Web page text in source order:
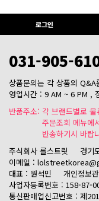
로그인
031-905-
상품문의는 각 상품의
영업시간 : 9 AM ~ 6 PM ,
반품주소: 각 브랜드별로
주문조회 메뉴에
반송하기시 바랍
주식회사 롤스트릿
경기
이메일 :
대표 : 원석민
개인정보
사업자등록번호 : 158-87-
통신판매업신고번호 : 제